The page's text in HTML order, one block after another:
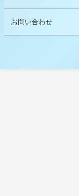
お問い合わせ